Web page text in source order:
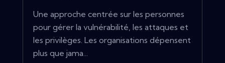
Une approche centrée sur les personnes
pour gérer la vulnérabilité, les attaques et
les privilèges. Les organisations dépensent
plus que jama...